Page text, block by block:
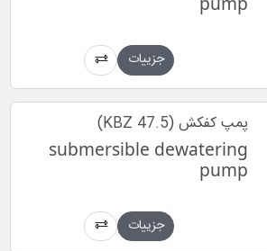
جزییات
پمپ کفکش (KBZ 47.5)
submersible dewatering
pump
جزییات